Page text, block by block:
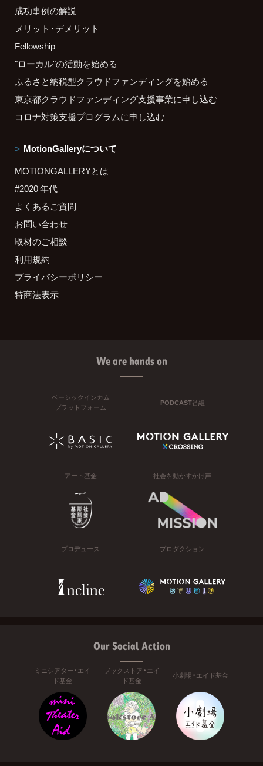
成功事例の解説
メリット・デメリット
Fellowship
"ローカル"の活動を始める
ふるさと納税型クラウドファンディングを始める
東京都クラウドファンディング支援事業に申し込む
コロナ対策支援プログラムに申し込む
MotionGalleryについて
MOTIONGALLERYとは
#2020 年代
よくあるご質問
お問い合わせ
取材のご相談
利用規約
プライバシーポリシー
特商法表示
We are hands on
ベーシックインカム
プラットフォーム
PODCAST番組
アート基金 社会を動かすかけ声
プロデュース プロダクション
Our Social Action
ミニシアター・エイ
ド基金
ブックストア・エイ
ド基金
小劇場・エイド基金